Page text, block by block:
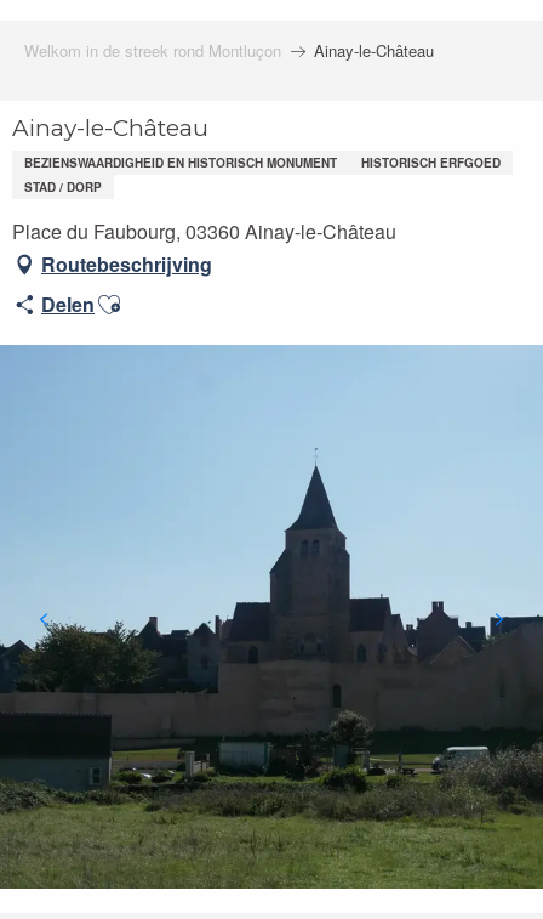
Welkom in de streek rond Montluçon Ainay-le-Château
Ainay-le-Château
BEZIENSWAARDIGHEID EN HISTORISCH MONUMENT
HISTORISCH ERFGOED
STAD / DORP
Place du Faubourg, 03360 Ainay-le-Château
Routebeschrijving
DelenAjouter aux favoris